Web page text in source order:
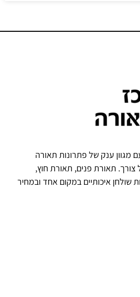
מגוון ענק של פתרונות תאורה
צורך. תאורת פנים, תאורת חוץ,
שולחן איכותיים במקום אחד ובמחיר